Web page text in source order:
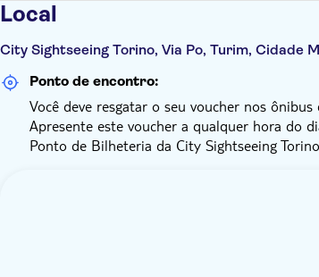
Local
City Sightseeing Torino, Via Po, Turim, Cidade
Ponto de encontro:
Você deve resgatar o seu voucher nos
Apresente este voucher a qualquer hora do
Ponto de Bilheteria da City Sightseeing